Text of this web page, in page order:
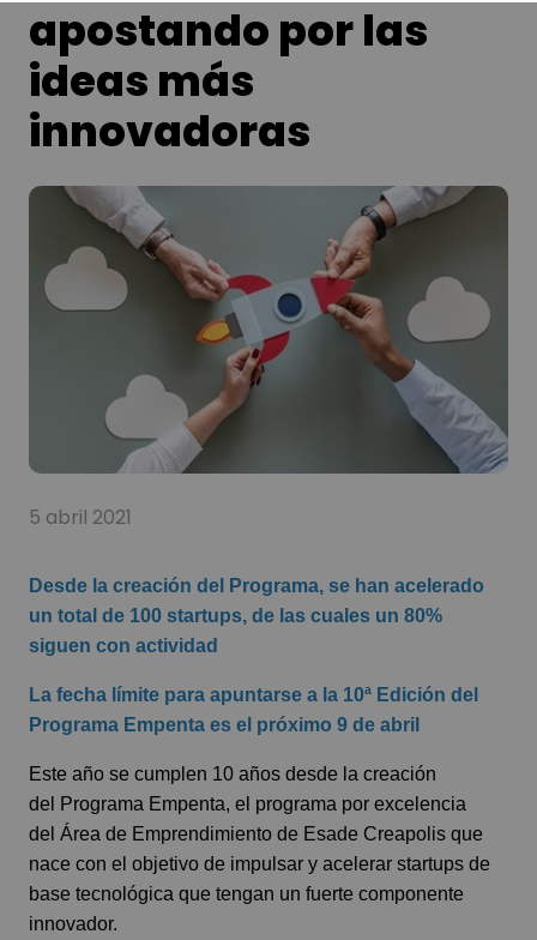
apostando por las
ideas más
innovadoras
5 abril 2021
Desde la creación del Programa, se han acelerado
un total de 100 startups, de las cuales un 80%
siguen con actividad
La fecha límite para apuntarse a la 10ª Edición del
Programa Empenta es el próximo 9 de abril
Este año se cumplen 10 años desde la creación
del
Programa Empenta, el programa por excelencia
del Área de Emprendimiento de Esade Creapolis que
nace con el objetivo de impulsar y acelerar startups de
base tecnológica que tengan un fuerte componente
innovador.